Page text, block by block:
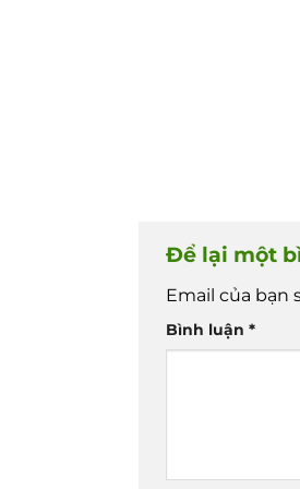
Để lại một
Email của bạn
Bình luận *